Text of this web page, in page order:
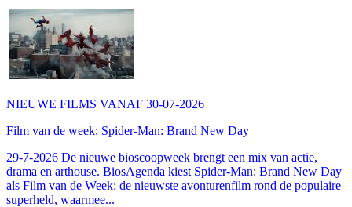
NIEUWE FILMS VANAF 30-07-2026
Film van de week: Spider-Man: Brand New Day
29-7-2026 De nieuwe bioscoopweek brengt een mix van actie,
drama en arthouse. BiosAgenda kiest Spider-Man: Brand New Day
als Film van de Week: de nieuwste avonturenfilm rond de populaire
superheld, waarmee...